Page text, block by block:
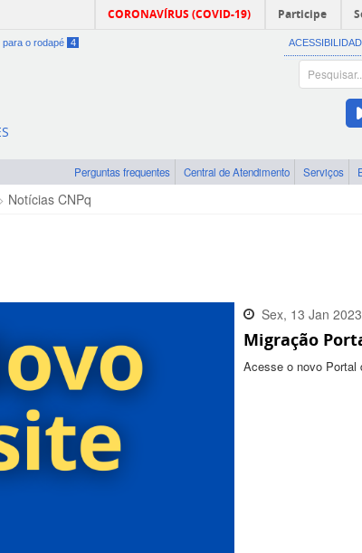
CORONAVÍRUS (COVID-19) Participe
para o rodapé 4
Perguntas frequentes Central de Atendimento Serviços
Notícias CNPq
Sex, 13 Jan 2023
16:32:00 -0300
Migração
Acesse o novo Portal